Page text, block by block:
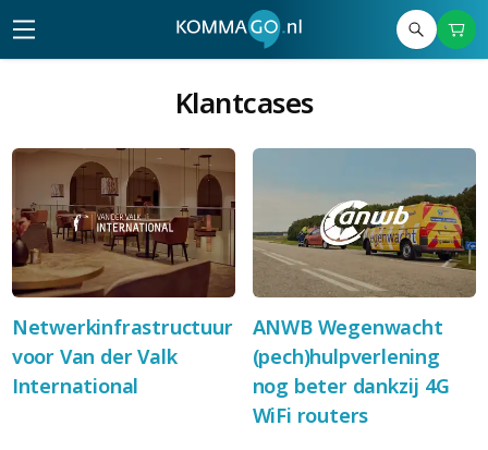
Klantcases
Netwerkinfrastructuur
voor Van der Valk
International
ANWB Wegenwacht
(pech)hulpverlening
nog beter dankzij 4G
WiFi routers